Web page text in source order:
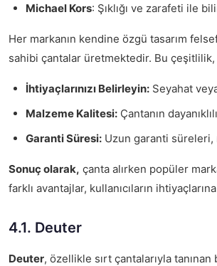
Michael Kors: Şıklığı ve zarafeti ile
Her markanın kendine özgü tasarım
sahibi çantalar üretmektedir. Bu çeşitlilik,
İhtiyaçlarınızı Belirleyin: Seyahat
Malzeme Kalitesi: Çantanın
Garanti Süresi: Uzun garanti
Sonuç olarak, çanta alırken popüler
farklı avantajlar, kullanıcıların
4.1. Deuter
Deuter, özellikle sırt çantalarıyla